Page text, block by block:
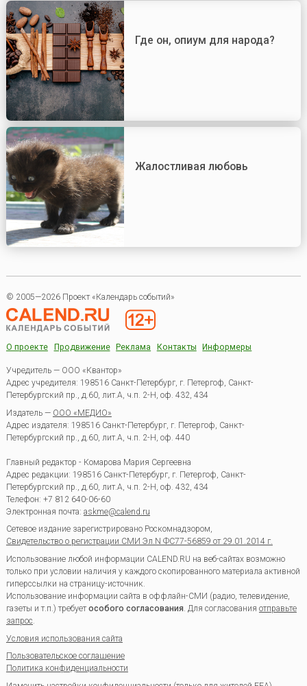
Где он, опиум для народа?
Жалостливая любовь
© 2005—2026 Проект «Календарь событий»
О проекте Продвижение Реклама Контакты Информеры
Учредитель — ООО «Квантор»
Адрес учредителя: 198516 Санкт-Петербург, г. Петергоф, Санкт-
Петербургский пр., д.60, лит.А, ч.п. 2-Н, оф. 432, 434
Издатель — ООО «МЕДИО»
Адрес издателя: 198516 Санкт-Петербург, г. Петергоф, Санкт-
Петербургский пр., д.60, лит.А, ч.п. 2-Н, оф. 440
Главный редактор - Комарова Мария Сергеевна
Адрес редакции: 198516 Санкт-Петербург, г. Петергоф, Санкт-
Петербургский пр., д.60, лит.А, ч.п. 2-Н, оф. 432, 434
Телефон: +7 812 640-06-60
Электронная почта: askme@calend.ru
Сетевое издание зарегистрировано Роскомнадзором,
Свидетельство о регистрации СМИ Эл.N ФС77-56859 от 29.01.2014 г.
Использование любой информации CALEND.RU на веб-сайтах возможно
только при условии наличия у каждого скопированного материала активной
гиперссылки на страницу-источник.
Использование информации сайта в оффлайн-СМИ (радио, телевидение,
газеты и т.п.) требуетособого согласования. Для согласования отправьте
запрос.
Условия использования сайта
Пользовательское соглашение
Политика конфиденциальности